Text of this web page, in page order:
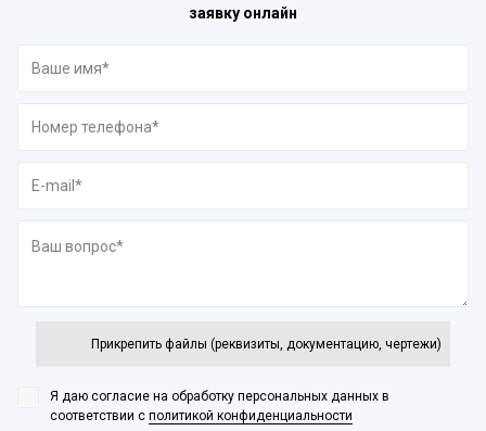
заявку онлайн
Прикрепить файлы (реквизиты, документацию, чертежи)
Я даю согласие на обработку персональных данных в
соответствии с политикой конфиденциальности